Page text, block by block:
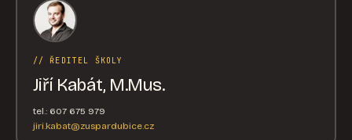
// ŘEDITEL ŠKOLY
Jiří Kabát, M.Mus.
tel.: 607 675 979
jiri.kabat@zuspardubice.cz